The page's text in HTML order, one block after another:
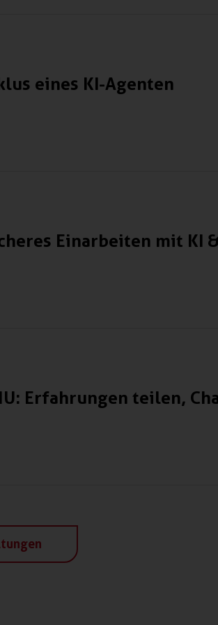
eines KI-Agenten
Einarbeiten mit KI
Erfahrungen teilen,